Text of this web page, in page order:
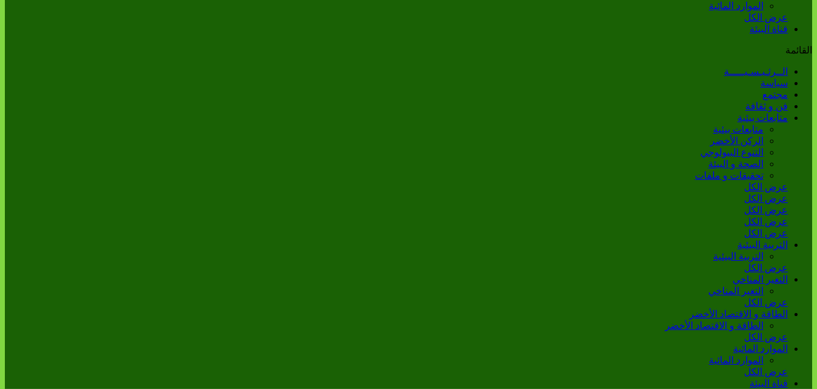
الموارد المائية
عرض الكل
قناة البيئة
القائمة
الــرئـيـسـيـــــة
سياسة
مجتمع
فن و ثقافة
متابعات بيئية
متابعات بيئية
الركن الأخضر
التنوع البيولوجي
الصحة و البيئة
تحقيقات و ملفات
عرض الكل
عرض الكل
عرض الكل
عرض الكل
عرض الكل
التربية البيئية
التربية البيئية
عرض الكل
التغير المناخي
التغير المناخي
عرض الكل
الطاقة و الاقتصاد الأخضر
الطاقة و الاقتصاد الأخضر
عرض الكل
الموارد المائية
الموارد المائية
عرض الكل
قناة البيئة